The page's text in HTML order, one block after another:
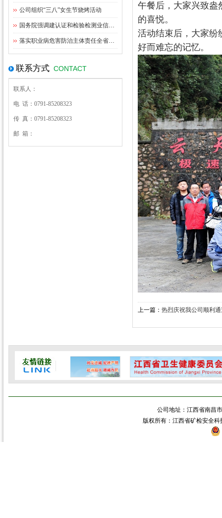
公司组织“三八”女生节烧烤活动
国务院强调建认证和检验检测业信用体系管理
落实职业病危害防治主体责任全省职业卫生监管工作座谈会在九江召开
联系方式 CONTACT
联系人：
电 话：0791-85208323
传 真：0791-85208323
邮 箱：
午餐后，大家兴致盎
的喜悦。
活动结束后，大家纷
好而难忘的记忆。
上一篇： 热烈庆祝我公司顺利
公司地址：江西省南昌
版权所有：江西省矿检安全